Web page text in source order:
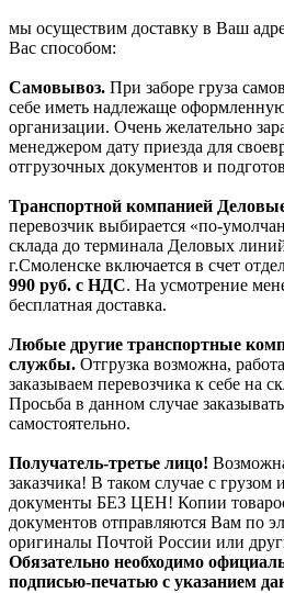
мы осуществим доставку в Ваш
Вас способом:
Самовывоз. При заборе груза
себе иметь надлежаще
организации. Очень желательно
менеджером дату приезда для
отгрузочных документов и
Транспортной компанией
перевозчик выбирается «по-
склада до терминала Деловых
г.Смоленске включается в счет
990 руб. с НДС. На усмотрение
бесплатная доставка.
Любые другие транспортные
службы. Отгрузка возможна,
заказываем перевозчика к себе на
Просьба в данном случае
самостоятельно.
Получатель-третье лицо!
заказчика! В таком случае с грузом
документы БЕЗ ЦЕН! Копии
документов отправляются Вам по
оригиналы Почтой России или
Обязательно необходимо
подписью-печатью с указанием